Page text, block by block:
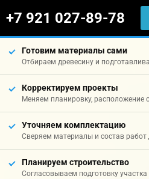
+7 921 027-89-78
Готовим материалы сами
Отбираем древесину и
Корректируем проекты
Меняем планировку, расположение
Уточняем комплектацию
Сверяем материалы и состав работ
Планируем строительство
Согласовываем подготовку